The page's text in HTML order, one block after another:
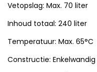
Vetopslag: Max. 70 liter
Inhoud totaal: 240 liter
Temperatuur: Max. 65°C
Constructie: